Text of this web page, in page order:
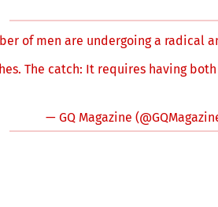
of men are undergoing a radical
The catch: It requires having
— GQ Magazine